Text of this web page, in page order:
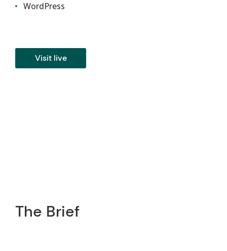
WordPress
Visit live
The Brief